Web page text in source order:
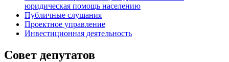
юридическая помощь населению
Публичные слушания
Проектное управление
Инвестиционная деятельность
Совет депутатов